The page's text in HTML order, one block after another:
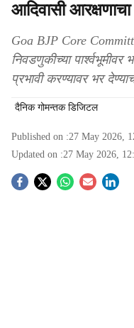
आदिवासी
Goa BJP Core
निवडणुकीच्या
प्रभावी करण्यावर भर
दैनिक गोमन्तक डिजिटल
Published on :27 May 2026,
Updated on :27 May 2026,
S